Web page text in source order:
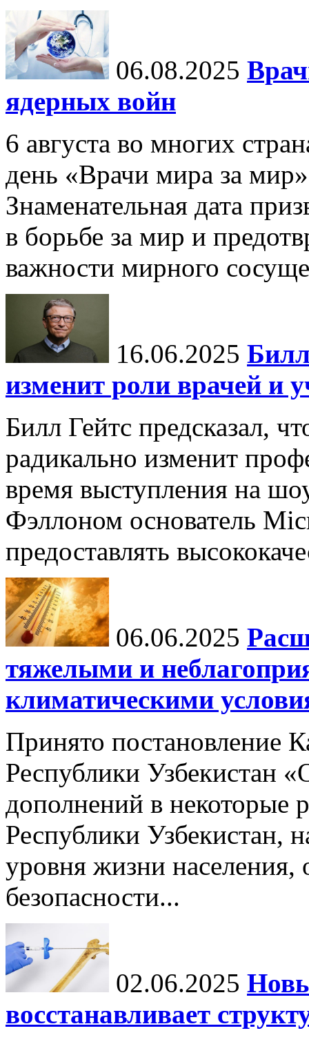
06.08.2025
ядерных войн
6 августа во многих
день «Врачи мира за
Знаменательная дата
в борьбе за мир и
важности мирного
16.06.2025
изменит роли врачей и
Билл Гейтс предсказал,
радикально изменит
время выступления на
Фэллоном основатель
предоставлять
06.06.2025
тяжелыми и
климатическими
Принято постановление
Республики Узбекистан
дополнений в некоторые
Республики Узбекистан,
уровня жизни населения,
безопасности...
02.06.2025
восстанавливает